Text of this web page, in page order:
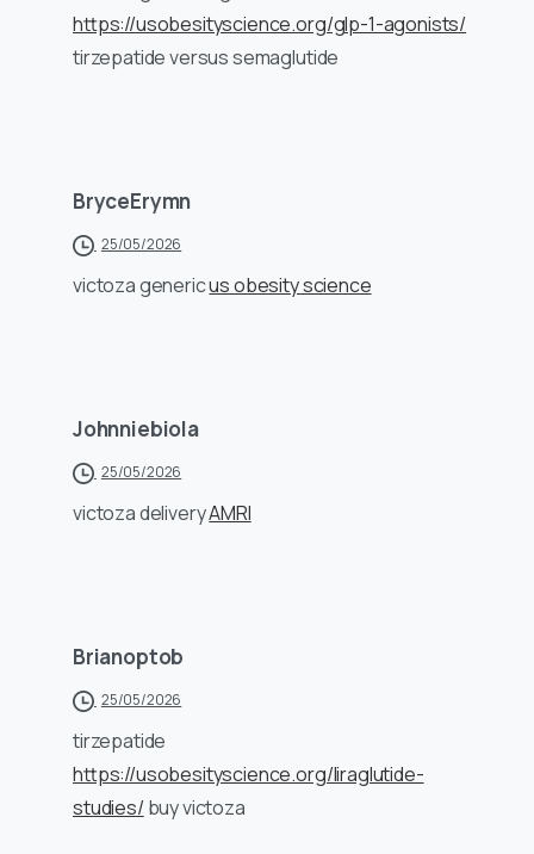
https://usobesityscience.org/glp-1-agonists/
tirzepatide versus semaglutide
BryceErymn
25/05/2026
victoza genericus obesity science
Johnniebiola
25/05/2026
victoza deliveryAMRI
Brianoptob
25/05/2026
tirzepatide
https://usobesityscience.org/liraglutide-
studies/ buy victoza